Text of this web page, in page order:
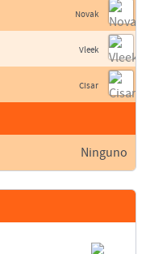
Novak
Vleek
Cisar
Ninguno